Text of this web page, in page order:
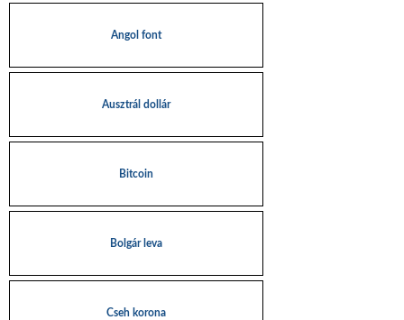
Angol font
Ausztrál dollár
Bitcoin
Bolgár leva
Cseh korona